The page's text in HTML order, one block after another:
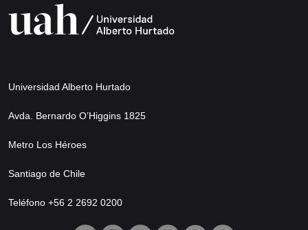
Universidad Alberto Hurtado
Avda. Bernardo O’Higgins 1825
Metro Los Héroes
Santiago de Chile
Teléfono +56 2 2692 0200